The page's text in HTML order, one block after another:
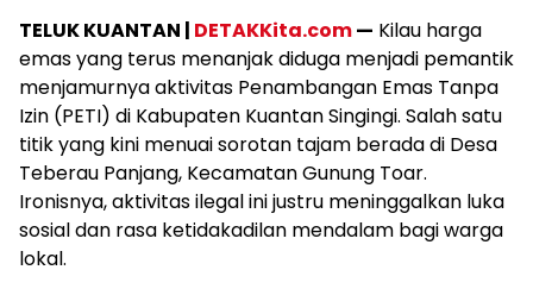
TELUK KUANTAN | DETAKKita.com— Kilau harga
emas yang terus menanjak diduga menjadi pemantik
menjamurnya aktivitas Penambangan Emas Tanpa
Izin (PETI) di Kabupaten Kuantan Singingi. Salah satu
titik yang kini menuai sorotan tajam berada di Desa
Teberau Panjang, Kecamatan Gunung Toar.
Ironisnya, aktivitas ilegal ini justru meninggalkan luka
sosial dan rasa ketidakadilan mendalam bagi warga
lokal.